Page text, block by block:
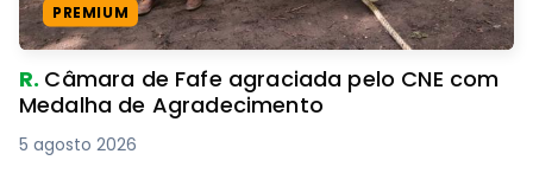
PREMIUM
R. Câmara de Fafe agraciada pelo CNE com
Medalha de Agradecimento
5 agosto 2026